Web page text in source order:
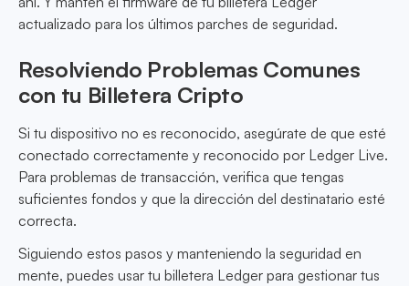
actualizado para los últimos parches de seguridad.
Resolviendo Problemas Comunes
con tu Billetera Cripto
Si tu dispositivo no es reconocido, asegúrate de que esté
conectado correctamente y reconocido por Ledger Live.
Para problemas de transacción, verifica que tengas
suficientes fondos y que la dirección del destinatario esté
correcta.
Siguiendo estos pasos y manteniendo la seguridad en
mente, puedes usar tu billetera Ledger para gestionar tus